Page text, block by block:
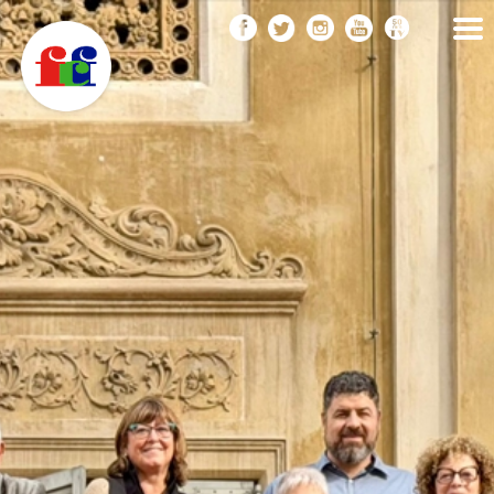
Vés
al
contingut
FEDERACIÓ CATALANA
DE FOTOGRAFIA
F
C
F